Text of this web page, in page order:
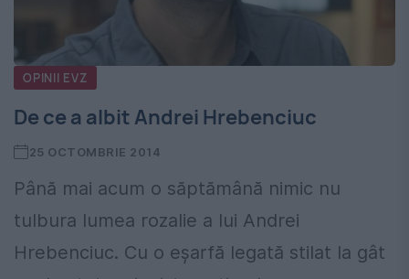
OPINII EVZ
De ce a albit Andrei Hrebenciuc
25 OCTOMBRIE 2014
Până mai acum o săptămână nimic nu
tulbura lumea rozalie a lui Andrei
Hrebenciuc. Cu o eșarfă legată stilat la gât